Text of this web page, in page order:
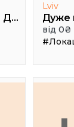
Центр Архітектури, Дизайну та Урбаністики Порохова ВЕЖА
Lviv
від